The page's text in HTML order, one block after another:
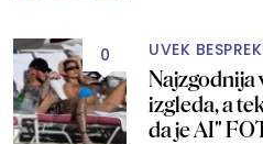
0 UVEK
Najzgodnija
izgleda, a
da je AI"